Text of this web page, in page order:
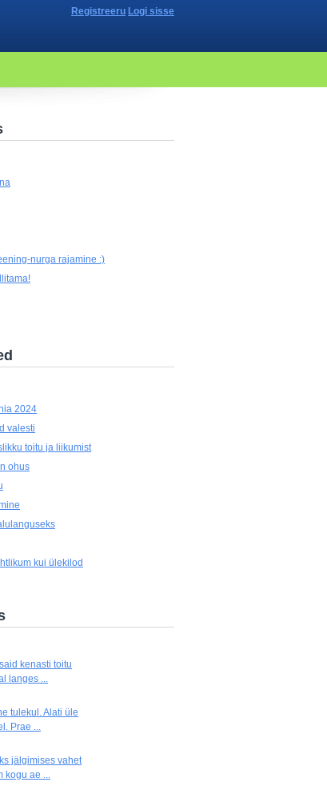
Registreeru Logi sisse
nurga rajamine :)
2024
valesti
toitu ja liikumist
ohus
kui ülekilod
kenasti toitu
langes ...
tulekul. Alati üle
Prae ...
jälgimises vahet
kogu ae ...